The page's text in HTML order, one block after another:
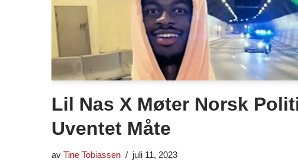
Lil Nas X Møter Norsk
Uventet Måte
av Tine Tobiassen juli 11, 2023